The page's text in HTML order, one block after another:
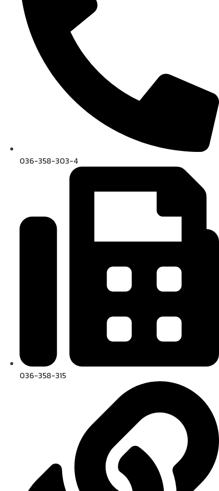
036-358-303-4
036-358-315